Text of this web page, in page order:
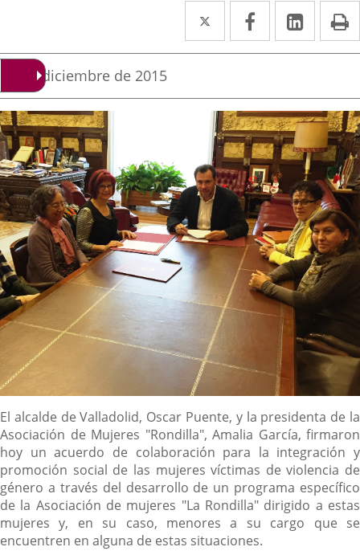
Twitter
Enlace
a
aplicación
externa.
Facebook
Enlace
a
aplicación
externa.
Enlace
a
Fecha
de
la
noticia
22 de diciembre de 2015
Descripción
El alcalde de Valladolid, Oscar Puente, y la presidenta de la
Asociación de Mujeres "Rondilla", Amalia García, firmaron
hoy un acuerdo de colaboración para la integración y
promoción social de las mujeres víctimas de violencia de
género a través del desarrollo de un programa específico
de la Asociación de mujeres "La Rondilla" dirigido a estas
mujeres y, en su caso, menores a su cargo que se
encuentren en alguna de estas situaciones.